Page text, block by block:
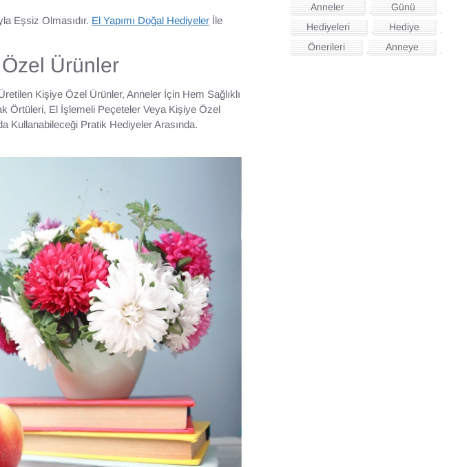
Eşsiz Olmasıdır. El Yapımı Doğal Hediyeler İle
Ürünler
Kişiye Özel Ürünler, Anneler İçin Hem Sağlıklı
Örtüleri, El İşlemeli Peçeteler Veya Kişiye Özel
Kullanabileceği Pratik Hediyeler Arasında.
Anneler , Günü ,
Hediyeleri , Hediye ,
Önerileri , Anneye ,